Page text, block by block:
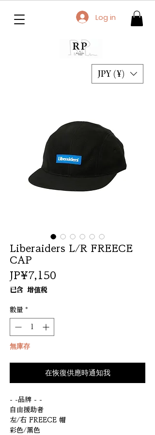
JPY (¥)
Log in
Liberaiders L/R FREECE
CAP
JP¥7,150
已含 增值税
數量 *
無庫存
在恢復供應時通知我
- -品牌 - -
自由援助者
左/右 FREECE 帽
彩色/黑色